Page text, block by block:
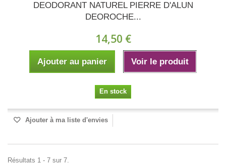
DEODORANT NATUREL PIERRE D'ALUN
DEOROCHE...
14,50 €
Ajouter au panier Voir le produit
En stock
Ajouter à ma liste d'envies
Résultats 1 - 7 sur 7.